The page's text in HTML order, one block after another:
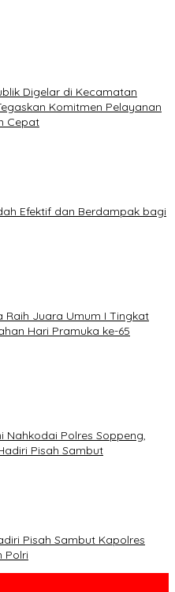
Digelar di Kecamatan
Komitmen Pelayanan
Cepat
Efektif dan Berdampak bagi
Raih Juara Umum I Tingkat
Hari Pramuka ke-65
Nahkodai Polres Soppeng,
Pisah Sambut
Pisah Sambut Kapolres
Polri